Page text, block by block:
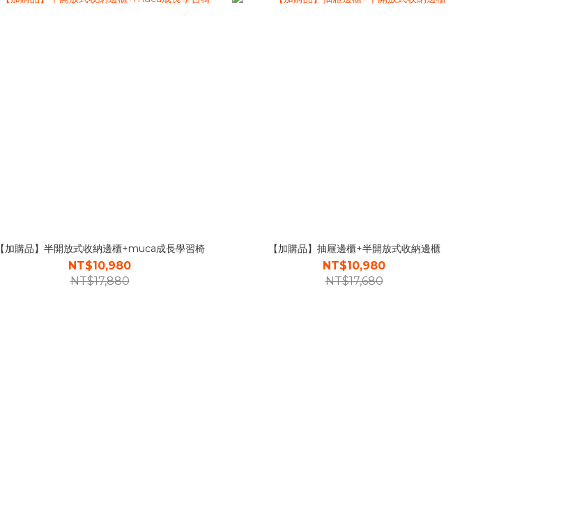
【加購品】半開放式收納邊櫃+muca成長學習椅
NT$10,980
NT$17,880
【加購品】抽屜邊櫃+半開放式收納邊櫃
NT$10,980
NT$17,680